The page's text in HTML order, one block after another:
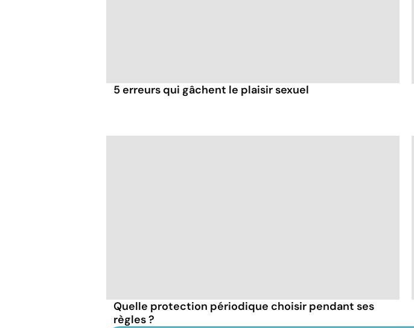
5 erreurs qui gâchent le plaisir sexuel
Quelle protection périodique choisir pendant ses
règles ?